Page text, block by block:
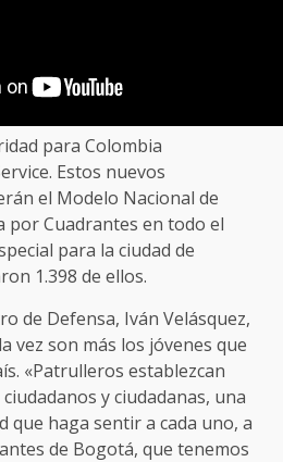
para Colombia
Estos nuevos
el Modelo Nacional de
por Cuadrantes en todo el
para la ciudad de
1.398 de ellos.
de Defensa, Iván Velásquez,
vez son más los jóvenes que
«Patrulleros establezcan
y ciudadanas, una
que haga sentir a cada uno, a
de Bogotá, que tenemos